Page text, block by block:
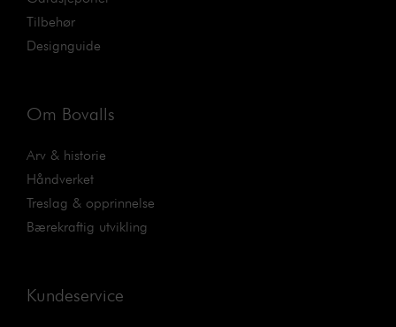
Tilbehør
Designguide
Om Bovalls
Arv & historie
Håndverket
Treslag & opprinnelse
Bærekraftig utvikling
Kundeservice